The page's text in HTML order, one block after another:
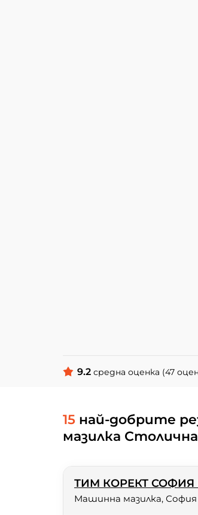
9.2 средна оценка (47
15 най-добрите
мазилка
ТИМ КОРЕКТ
Машинна мазилка, София